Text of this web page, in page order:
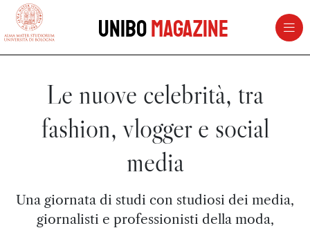
vai al contenuto della pagina
UniboMagazine
Le nuove celebrità, tra
fashion, vlogger e social
media
Una giornata di studi con studiosi dei media,
giornalisti e professionisti della moda,